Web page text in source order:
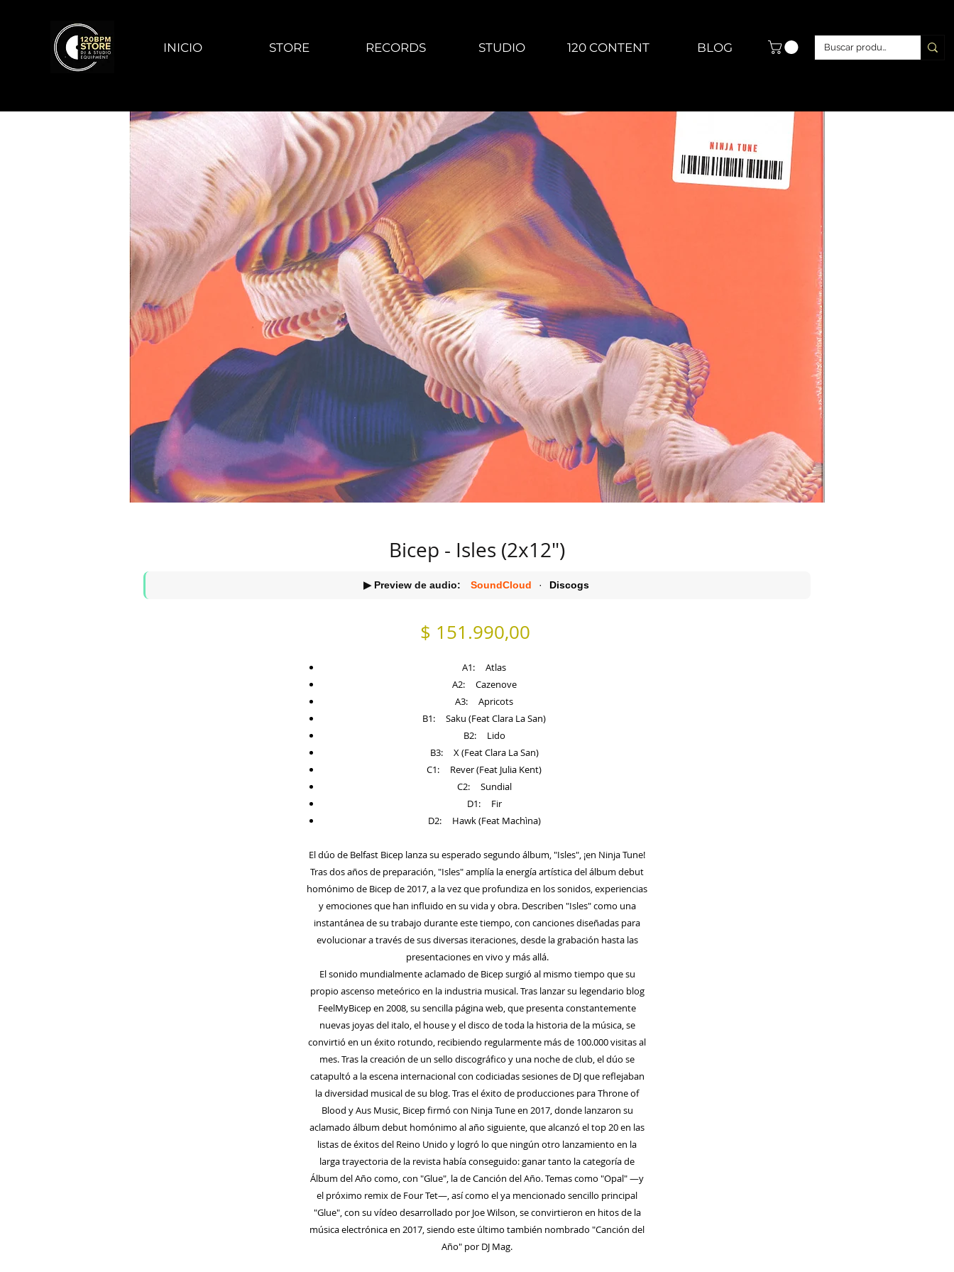
INICIO STORE RECORDS STUDIO 120 CONTENT BLOG
Bicep - Isles (2x12")
▶ Preview de audio: SoundCloud · Discogs
$ 151.990,00
A1: Atlas
A2: Cazenove
A3: Apricots
B1: Saku (Feat Clara La San)
B2: Lido
B3: X (Feat Clara La San)
C1: Rever (Feat Julia Kent)
C2: Sundial
D1: Fir
D2: Hawk (Feat Machìna)
El dúo de Belfast Bicep lanza su esperado segundo álbum, "Isles", ¡en Ninja Tune!
Tras dos años de preparación, "Isles" amplía la energía artística del álbum debut
homónimo de Bicep de 2017, a la vez que profundiza en los sonidos, experiencias
y emociones que han influido en su vida y obra. Describen "Isles" como una
instantánea de su trabajo durante este tiempo, con canciones diseñadas para
evolucionar a través de sus diversas iteraciones, desde la grabación hasta las
presentaciones en vivo y más allá.
El sonido mundialmente aclamado de Bicep surgió al mismo tiempo que su
propio ascenso meteórico en la industria musical. Tras lanzar su legendario blog
FeelMyBicep en 2008, su sencilla página web, que presenta constantemente
nuevas joyas del italo, el house y el disco de toda la historia de la música, se
convirtió en un éxito rotundo, recibiendo regularmente más de 100.000 visitas al
mes. Tras la creación de un sello discográfico y una noche de club, el dúo se
catapultó a la escena internacional con codiciadas sesiones de DJ que reflejaban
la diversidad musical de su blog. Tras el éxito de producciones para Throne of
Blood y Aus Music, Bicep firmó con Ninja Tune en 2017, donde lanzaron su
aclamado álbum debut homónimo al año siguiente, que alcanzó el top 20 en las
listas de éxitos del Reino Unido y logró lo que ningún otro lanzamiento en la
larga trayectoria de la revista había conseguido: ganar tanto la categoría de
Álbum del Año como, con "Glue", la de Canción del Año. Temas como "Opal" —y
el próximo remix de Four Tet—, así como el ya mencionado sencillo principal
"Glue", con su vídeo desarrollado por Joe Wilson, se convirtieron en hitos de la
música electrónica en 2017, siendo este último también nombrado "Canción del
Año" por DJ Mag.